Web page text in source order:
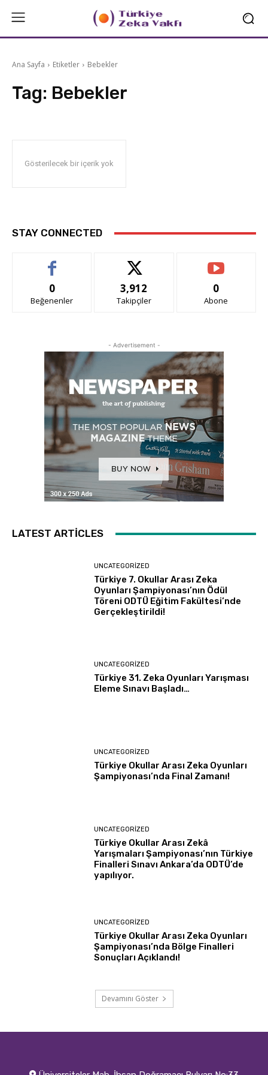
Ana Sayfa Etiketler Bebekler
Tag: Bebekler
Gösterilecek bir içerik yok
STAY CONNECTED
0
Beğenenler
3,912
Takipçiler
0
Abone
- Advertisement -
LATEST ARTICLES
UNCATEGORIZED
Türkiye 7. Okullar Arası Zeka
Oyunları Şampiyonası’nın Ödül
Töreni ODTÜ Eğitim Fakültesi’nde
Gerçekleştirildi!
UNCATEGORIZED
Türkiye 31. Zeka Oyunları Yarışması
Eleme Sınavı Başladı…
UNCATEGORIZED
Türkiye Okullar Arası Zeka Oyunları
Şampiyonası’nda Final Zamanı!
UNCATEGORIZED
Türkiye Okullar Arası Zekâ
Yarışmaları Şampiyonası’nın Türkiye
Finalleri Sınavı Ankara’da ODTÜ’de
yapılıyor.
UNCATEGORIZED
Türkiye Okullar Arası Zeka Oyunları
Şampiyonası’nda Bölge Finalleri
Sonuçları Açıklandı!
Devamını Göster